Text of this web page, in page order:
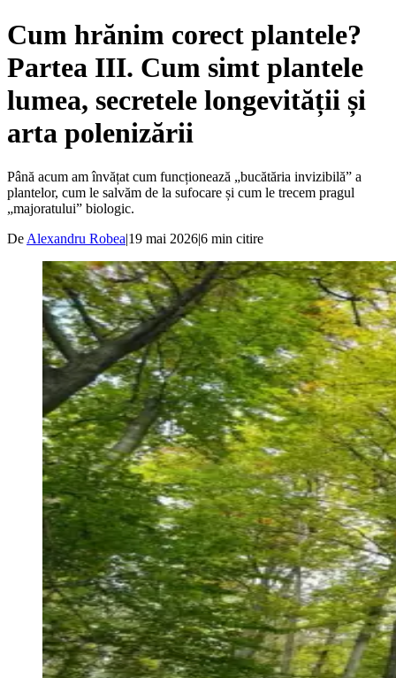
Cum hrănim corect plantele?
Partea III. Cum simt plantele
lumea, secretele longevității și
arta polenizării
Până acum am învățat cum funcționează „bucătăria invizibilă” a
plantelor, cum le salvăm de la sufocare și cum le trecem pragul
„majoratului” biologic.
De Alexandru Robea|19 mai 2026|6 min citire